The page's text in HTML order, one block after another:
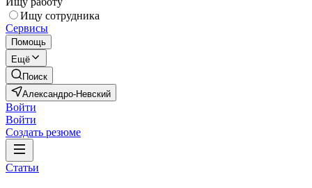
Ищу сотрудника
Сервисы
Помощь
Ещё
Поиск
Александро-Невский
Войти
Войти
Создать резюме
Статьи